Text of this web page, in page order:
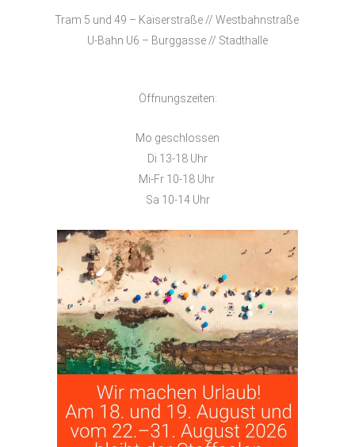
Tram 5 und 49 – Kaiserstraße // Westbahnstraße
U-Bahn U6 – Burggasse // Stadthalle
Öffnungszeiten:
Mo geschlossen
Di 13-18 Uhr
Mi-Fr 10-18 Uhr
Sa 10-14 Uhr